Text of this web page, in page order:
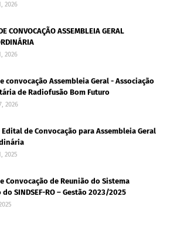
2026
CONVOCAÇÃO ASSEMBLEIA GERAL
2026
convocação Assembleia Geral - Associação
de Radiofusão Bom Futuro
2026
Edital de Convocação para Assembleia Geral
2025
Convocação de Reunião do Sistema
SINDSEF-RO – Gestão 2023/2025